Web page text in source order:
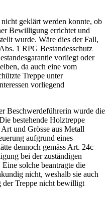
geklärt werden konnte, ob
Bewilligung errichtet und
wurde. Wäre dies der Fall,
1 RPG Bestandesschutz
vorliegt oder
da auch eine vom
Treppe unter
vorliegend
Beschwerdeführerin wurde die
bestehende Holztreppe
und Grösse aus Metall
aufgrund eines
dennoch gemäss Art. 24c
bei der zuständigen
solche beantragte die
nicht, weshalb sie auch
der Treppe nicht bewilligt